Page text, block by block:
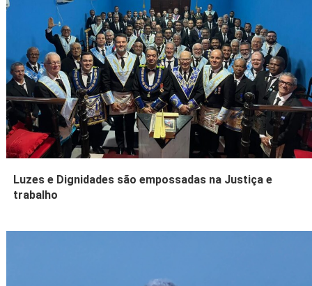
Luzes e Dignidades são empossadas na Justiça e
trabalho